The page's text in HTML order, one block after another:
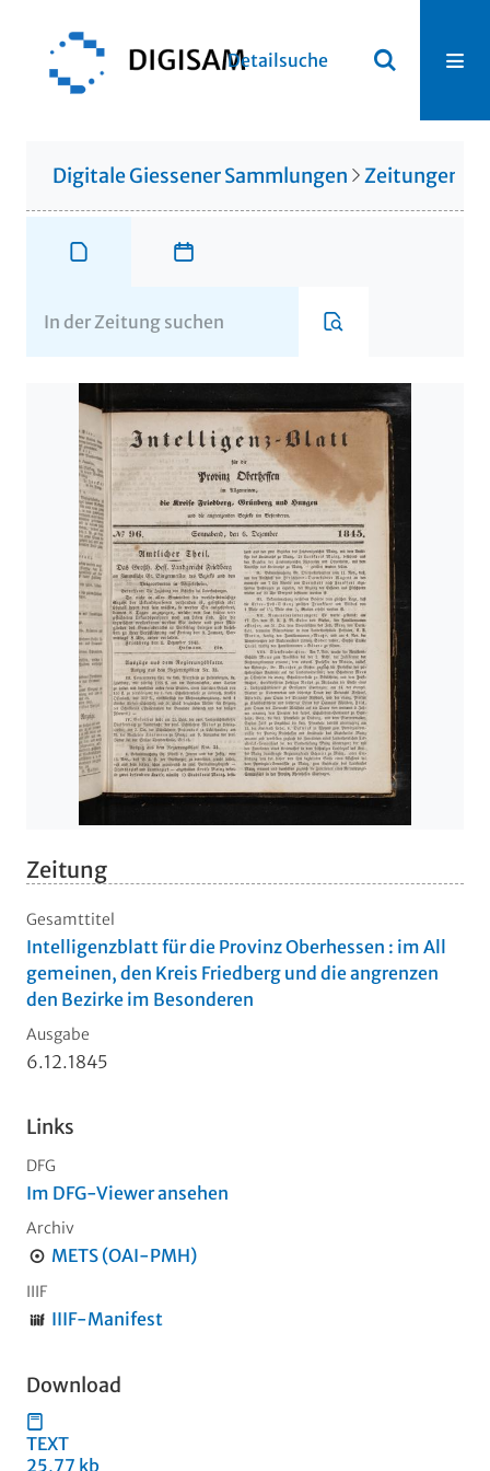
Detailsuche
Digitale Giessener Sammlungen Zeitungen
Zeitung
Gesamttitel
Intelligenzblatt für die Provinz Oberhessen : im All
gemeinen, den Kreis Friedberg und die angrenzen
den Bezirke im Besonderen
Ausgabe
6.12.1845
Links
DFG
Im DFG-Viewer ansehen
Archiv
METS (OAI-PMH)
IIIF
IIIF-Manifest
Download
TEXT
25,77 kb